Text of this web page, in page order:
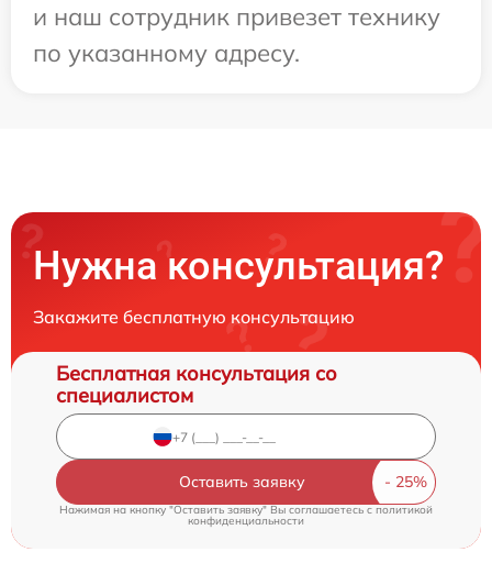
и наш сотрудник привезет технику
по указанному адресу.
Нужна консультация?
Закажите бесплатную консультацию
Бесплатная консультация со
специалистом
Оставить заявку
Нажимая на кнопку "Оставить заявку" Вы соглашаетесь cполитикой
конфиденциальности